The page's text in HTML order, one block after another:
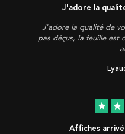
J'adore la
J'adore la qualité de
pas déçus, la feuille est
star star
Affiches